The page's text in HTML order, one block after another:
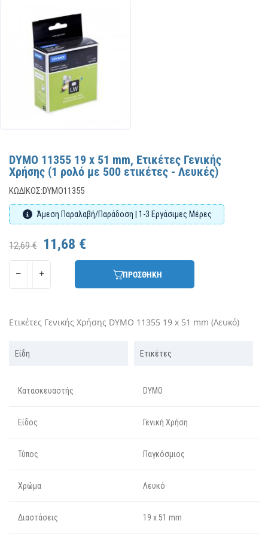
DYMO 11355 19 x 51 mm, Ετικέτες Γενικής
Χρήσης (1 ρολό με 500 ετικέτες - Λευκές)
ΚΩΔΙΚΌΣ:DYMO11355
Άμεση Παραλαβή/Παράδοση | 1-3 Εργάσιμες Μέρες
12,69 € 11,68 €
ΠΡΟΣΘΗΚΗ
Ετικέτες Γενικής Χρήσης DYMO 11355 19 x 51 mm (Λευκό)
Είδη Ετικέτες
Κατασκευαστής DYMO
Είδος Γενική Χρήση
Τύπος Παγκόσμιος
Χρώμα Λευκό
Διαστάσεις 19 x 51 mm